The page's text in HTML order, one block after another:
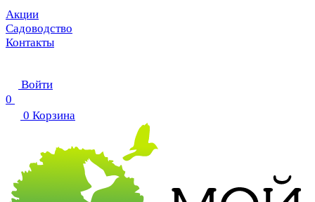
Акции
Садоводство
Контакты
Войти
0
0 Корзина